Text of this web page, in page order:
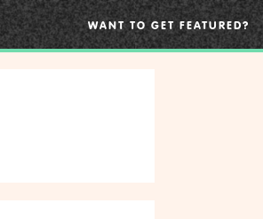
WANT TO GET FEATURED?